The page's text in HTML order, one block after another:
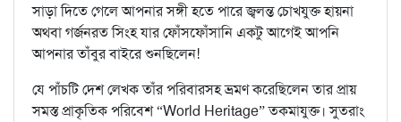
সাড়া দিতে গেলে আপনার সঙ্গী হতে পারে জ্বলন্ত চোখযুক্ত হায়না
অথবা গর্জনরত সিংহ যার ফোঁসফোঁসানি একটু আগেই আপনি
আপনার তাঁবুর বাইরে শুনছিলেন!
যে পাঁচটি দেশ লেখক তাঁর পরিবারসহ ভ্রমণ করেছিলেন তার প্রায়
সমস্ত প্রাকৃতিক পরিবেশ “World Heritage” তকমাযুক্ত। সুতরাং